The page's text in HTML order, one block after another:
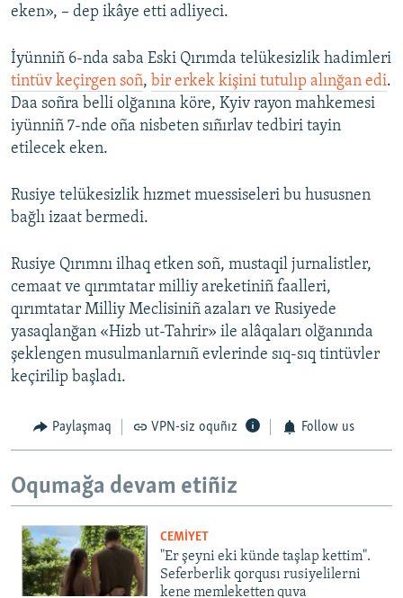
eken», – dep ikâye etti adliyeci.
İyünniñ 6-nda saba Eski Qırımda telükesizlik hadimleri
tintüv keçirgen soñ, bir erkek kişini tutulıp alınğan edi.
Daa soñra belli olğanına köre, Kyiv rayon mahkemesi
iyünniñ 7-nde oña nisbeten sıñırlav tedbiri tayin
etilecek eken.
Rusiye telükesizlik hızmet muessiseleri bu hususnen
bağlı izaat bermedi.
Rusiye Qırımnı ilhaq etken soñ, mustaqil jurnalistler,
cemaat ve qırımtatar milliy areketiniñ faalleri,
qırımtatar Milliy Meclisiniñ azaları ve Rusiyede
yasaqlanğan «Hizb ut-Tahrir» ile alâqaları olğanında
şeklengen musulmanlarnıñ evlerinde sıq-sıq tintüvler
keçirilip başladı.
Paylaşmaq VPN-siz oquñız Follow us
Oqumağa devam etiñiz
CEMİYET
"Er şeyni eki künde taşlap kettim".
Seferberlik qorqusı rusiyelilerni
kene memleketten quva